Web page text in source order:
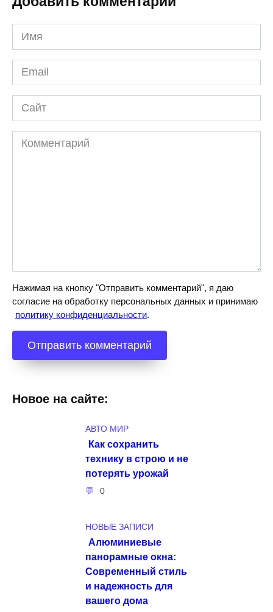
Имя
*
Email
*
Сайт
Комментарий
Нажимая на кнопку "Отправить комментарий", я даю
согласие на обработку персональных данных и принимаю
политику конфиденциальности.
Новое на сайте:
АВТО МИР
Как сохранить
технику в строю и не
потерять урожай
0
НОВЫЕ ЗАПИСИ
Алюминиевые
панорамные окна:
Современный стиль
и надежность для
вашего дома